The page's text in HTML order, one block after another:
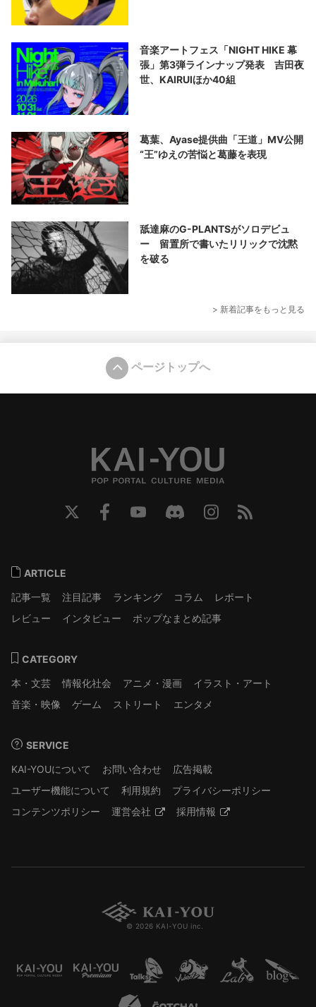
音楽アートフェス「NIGHT HIKE 幕
張」第3弾ラインナップ発表 吉田夜
世、KAIRUIほか40組
葛葉、Ayase提供曲「王道」MV公開
“王”ゆえの苦悩と葛藤を表現
舐達麻のG-PLANTSがソロデビュ
ー 留置所で書いたリリックで沈黙
を破る
> 新着記事をもっと見る
ページトップへ
ARTICLE
記事一覧
注目記事 ランキング コラム
レポート
レビュー
インタビュー ポップなまとめ記事
CATEGORY
本・文芸
情報化社会 アニメ・漫画
イラスト・アート
音楽・映像
ゲーム ストリート エンタメ
SERVICE
KAI-YOUについて
お問い合わせ
広告掲載
ユーザー機能について
利用規約
プライバシーポリシー
コンテンツポリシー
運営会社 採用情報
© 2026 KAI-YOU inc.